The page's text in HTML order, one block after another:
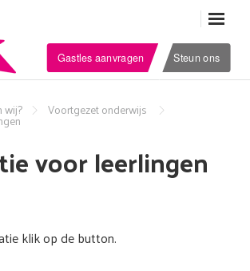
Gastles aanvragen Steun ons
wij? Voortgezet onderwijs
voor leerlingen
klik op de button.